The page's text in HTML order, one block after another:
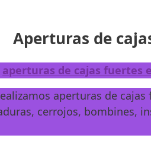
Aperturas de
aperturas de cajas fuertes
aperturas de
cerrojos, bombines,